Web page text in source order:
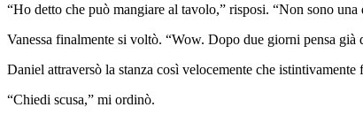
“Ho detto che può mangiare al tavolo,” risposi. “Non sono una
Vanessa finalmente si voltò. “Wow. Dopo due giorni pensa già
Daniel attraversò la stanza così velocemente che istintivamente
“Chiedi scusa,” mi ordinò.